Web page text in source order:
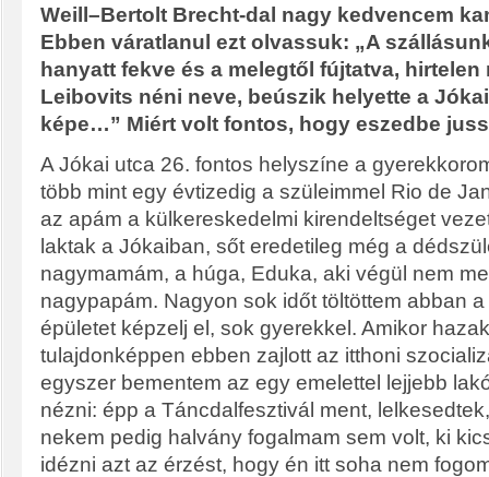
Weill–Bertolt Brecht-dal nagy kedvencem
Ebben váratlanul ezt olvassuk: „A
hanyatt fekve és a melegtől fújtatva, hirtelen
Leibovits néni neve, beúszik helyette a
képe…” Miért volt fontos, hogy eszedbe
A Jókai utca 26. fontos helyszíne a
több mint egy évtizedig a szüleimmel Rio de
az apám a külkereskedelmi kirendeltséget
laktak a Jókaiban, sőt eredetileg még a
nagymamám, a húga, Eduka, aki végül nem
nagypapám. Nagyon sok időt töltöttem abban
épületet képzelj el, sok gyerekkel. Amikor
tulajdonképpen ebben zajlott az itthoni
egyszer bementem az egy emelettel lejjebb
nézni: épp a Táncdalfesztivál ment,
nekem pedig halvány fogalmam sem volt, ki
idézni azt az érzést, hogy én itt soha nem